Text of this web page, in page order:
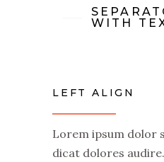
WITH
LEFT ALIGN
Lorem ipsum dolor
dicat dolores